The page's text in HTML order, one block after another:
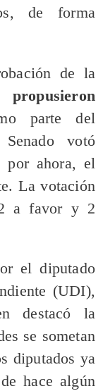
de forma
de la
parte del
votó
ahora, el
La votación
a favor y 2
el diputado
(UDI),
destacó la
se sometan
diputados ya
hace algún